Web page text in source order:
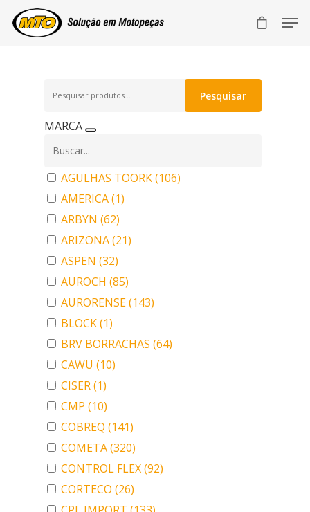
por:
Pesquisar
MARCA
AGULHAS TOORK(106)
AMERICA(1)
ARBYN (62)
ARIZONA(21)
ASPEN (32)
AUROCH (85)
AURORENSE(143)
BLOCK(1)
BRV BORRACHAS (64)
CAWU (10)
CISER(1)
CMP (10)
COBREQ (141)
COMETA(320)
CONTROL FLEX(92)
CORTECO (26)